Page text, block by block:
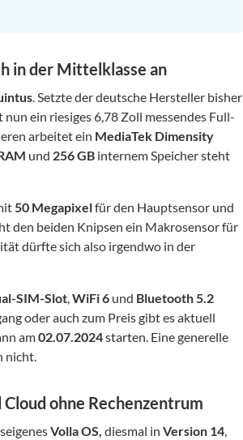
in der Mittelklasse an
. Setzte der deutsche Hersteller bisher
ein riesiges 6,78 Zoll messendes Full-
arbeitet ein MediaTek Dimensity
und 256 GB internem Speicher steht
50 Megapixelfür den Hauptsensor und
den beiden Knipsen ein Makrosensor für
dürfte sich also irgendwo in der
SIM-Slot,WiFi 6 und Bluetooth 5.2
oder auch zum Preis gibt es aktuell
am02.07.2024starten. Eine generelle
nicht.
ohne Rechenzentrum
Volla OS, diesmal in Version 14,